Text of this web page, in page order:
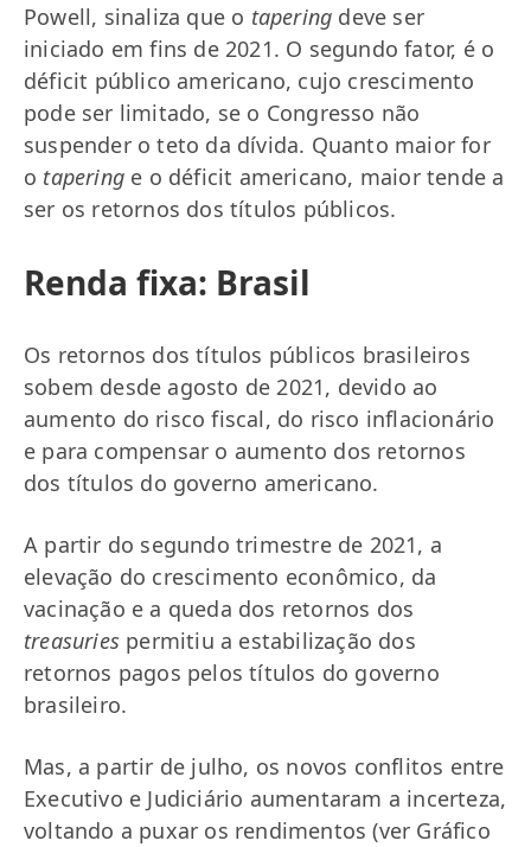
Powell, sinaliza que o tapering deve ser
iniciado em fins de 2021. O segundo fator, é o
déficit público americano, cujo crescimento
pode ser limitado, se o Congresso não
suspender o teto da dívida. Quanto maior for
o tapering e o déficit americano, maior tende a
ser os retornos dos títulos públicos.
Renda fixa: Brasil
Os retornos dos títulos públicos brasileiros
sobem desde agosto de 2021, devido ao
aumento do risco fiscal, do risco inflacionário
e para compensar o aumento dos retornos
dos títulos do governo americano.
A partir do segundo trimestre de 2021, a
elevação do crescimento econômico, da
vacinação e a queda dos retornos dos
treasuries permitiu a estabilização dos
retornos pagos pelos títulos do governo
brasileiro.
Mas, a partir de julho, os novos conflitos entre
Executivo e Judiciário aumentaram a incerteza,
voltando a puxar os rendimentos (ver Gráfico